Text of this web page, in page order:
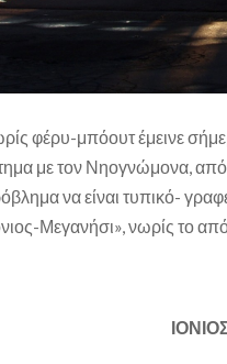
φέρυ-μπόουτ έμεινε
με τον Νηογνώμονα, από
να είναι τυπικό-
Μεγανήσι», νωρίς το